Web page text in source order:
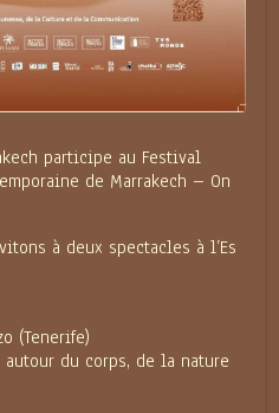
participe au Festival
de Marrakech – On
à deux spectacles à l’Es
(Tenerife)
du corps, de la nature